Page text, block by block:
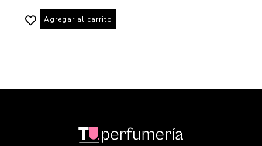
Agregar al carrito